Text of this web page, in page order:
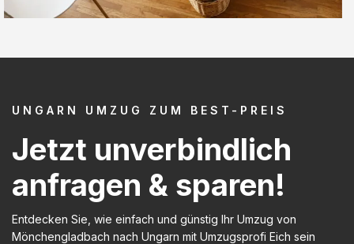
UNGARN UMZUG ZUM BEST-PREIS
Jetzt unverbindlich
anfragen & sparen!
Entdecken Sie, wie einfach und günstig Ihr Umzug von
Mönchengladbach nach Ungarn mit Umzugsprofi Eich sein